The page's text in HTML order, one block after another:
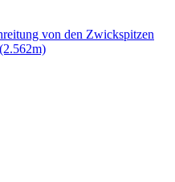
von den Zwickspitzen